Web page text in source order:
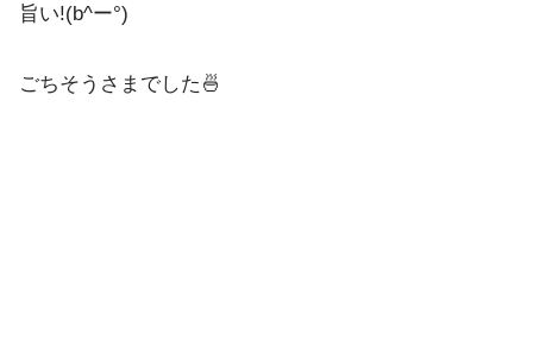
旨い!(b^ー°)
ごちそうさまでした🍜